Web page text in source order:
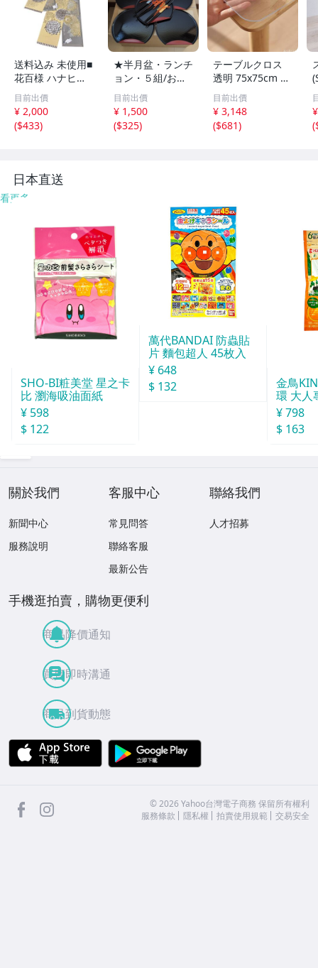
送料込み 未使用■
花百様 ハナヒャ
クヨウ／川島セル
コン KAWASHIM
A SELKON■テー
ブルランナー＋テ
目前出價
¥ 2,000
($433)
★半月盆・ランチ
ョン・５組/お箸
セット★
目前出價
¥ 1,500
($325)
テーブルクロス
透明 75x75cm 厚
さ2mm PVC製 テ
ーブルマット 長
方形 デスクマッ
ト 無臭 ビニール
目前出價
¥ 3,148
($681)
(
日本直送
看更多
SHO-BI粧美堂 星之卡
比 瀏海吸油面紙
¥ 598
$ 122
萬代BANDAI 防蟲貼
片 麵包超人 45枚入
¥ 648
$ 132
金鳥
環 大人
¥ 798
$ 163
關於我們
新聞中心
服務說明
客服中心
常見問答
聯絡客服
最新公告
聯絡我們
人才招募
手機逛拍賣，購物更便利
商品降價通知
買賣即時溝通
商品到貨動態
APP Store
facebook ©2026 Yahoo台灣電子商務 保留所有權利
服務條款
隱私權 拍賣使用規範 交易安全